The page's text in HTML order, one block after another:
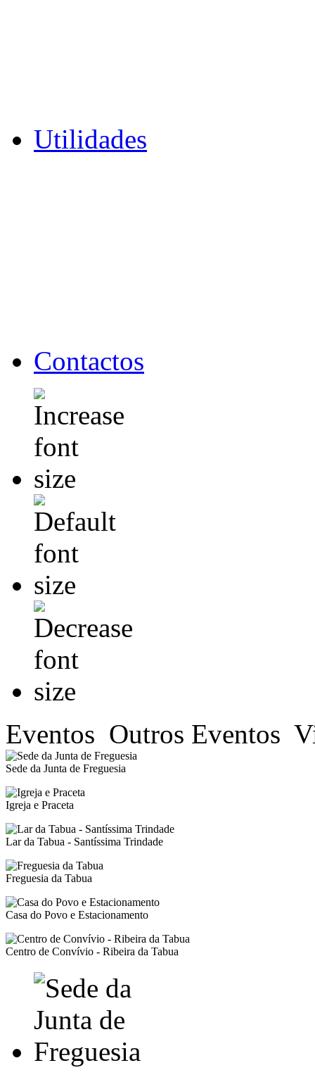
Utilidades
Contactos
Eventos Outros Eventos
Sede da Junta de Freguesia
Igreja e Praceta
Lar da Tabua - Santíssima Trindade
Freguesia da Tabua
Casa do Povo e Estacionamento
Centro de Convívio - Ribeira da Tabua